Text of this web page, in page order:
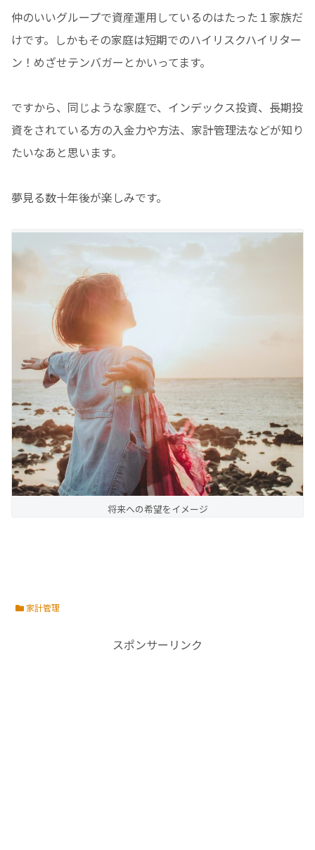
仲のいいグループで資産運用しているのはたった１家族だ
けです。しかもその家庭は短期でのハイリスクハイリター
ン！めざせテンバガーとかいってます。
ですから、同じような家庭で、インデックス投資、長期投
資をされている方の入金力や方法、家計管理法などが知り
たいなあと思います。
夢見る数十年後が楽しみです。
将来への希望をイメージ
家計管理
スポンサーリンク